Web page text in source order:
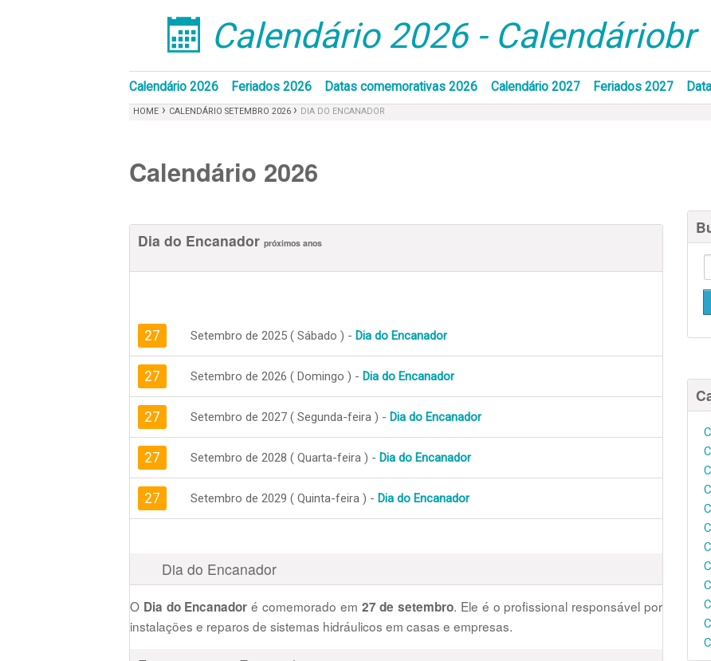
󰁣 Calendário 2026 - Calendáriobr
Calendário 2026 Feriados 2026 Datas comemorativas 2026 Calendário 2027 Feriados 2027
HOME › CALENDÁRIO SETEMBRO 2026 › DIA DO ENCANADOR
Calendário 2026
Dia do Encanador próximos anos
27 Setembro de 2025 ( Sábado ) - Dia do Encanador
27 Setembro de 2026 ( Domingo ) - Dia do Encanador
27 Setembro de 2027 ( Segunda-feira ) - Dia do Encanador
27 Setembro de 2028 ( Quarta-feira ) - Dia do Encanador
27 Setembro de 2029 ( Quinta-feira ) - Dia do Encanador
Dia do Encanador
O Dia do Encanador é comemorado em 27 de setembro. Ele é o profissional responsável por
instalações e reparos de sistemas hidráulicos em casas e empresas.